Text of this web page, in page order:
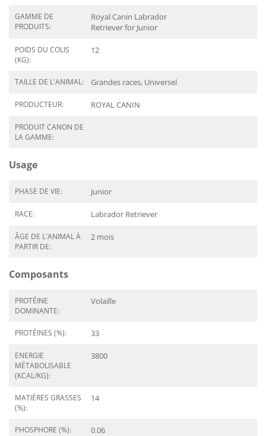
GAMME DE
PRODUITS:
Royal Canin Labrador
Retriever for Junior
POIDS DU COLIS
(KG):
12
TAILLE DE L'ANIMAL: Grandes races, Universel
PRODUCTEUR: ROYAL CANIN
PRODUIT CANON DE
LA GAMME:
Usage
PHASE DE VIE: Junior
RACE: Labrador Retriever
ÂGE DE L'ANIMAL À
PARTIR DE:
2 mois
Composants
PROTÉINE
DOMINANTE:
Volaille
PROTÉINES (%): 33
ENERGIE
MÉTABOLISABLE
(KCAL/KG):
3800
MATIÈRES GRASSES
(%):
14
PHOSPHORE (%): 0.06